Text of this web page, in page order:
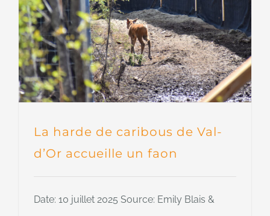
La harde de caribous de Val-
d’Or accueille un faon
Date: 10 juillet 2025 Source: Emily Blais &